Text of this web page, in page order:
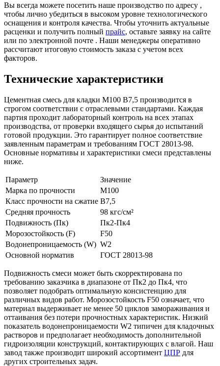
Вы всегда можете посетить наше производство по адресу ,
чтобы лично убедиться в высоком уровне технологического
оснащения и контроля качества. Чтобы уточнить актуальные
расценки и получить полный прайс, оставьте заявку на сайте
или по электронной почте . Наши менеджеры оперативно
рассчитают итоговую стоимость заказа с учетом всех
факторов.
Технические характеристики
Цементная смесь для кладки М100 B7,5 производится в
строгом соответствии с отраслевыми стандартами. Каждая
партия проходит лабораторный контроль на всех этапах
производства, от проверки входящего сырья до испытаний
готовой продукции. Это гарантирует полное соответствие
заявленным параметрам и требованиям ГОСТ 28013-98.
Основные нормативы и характеристики смеси представлены
ниже.
Параметр
Значение
Марка по прочности
М100
Класс прочности на сжатие B7,5
Средняя прочность
98 кгс/см²
Подвижность (Пк)
Пк2-Пк4
Морозостойкость (F)
F50
Водонепроницаемость (W) W2
Основной норматив
ГОСТ 28013-98
Подвижность смеси может быть скорректирована по
требованию заказчика в диапазоне от Пк2 до Пк4, что
позволяет подобрать оптимальную консистенцию для
различных видов работ. Морозостойкость F50 означает, что
материал выдерживает не менее 50 циклов замораживания и
оттаивания без потери прочностных характеристик. Низкий
показатель водонепроницаемости W2 типичен для кладочных
растворов и предполагает необходимость дополнительной
гидроизоляции конструкций, контактирующих с влагой. Наш
завод также производит широкий ассортимент ЦПР для
других строительных задач.